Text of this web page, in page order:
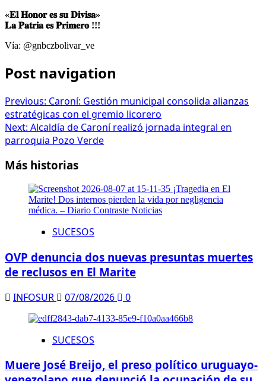
«𝐄𝐥 𝐇𝐨𝐧𝐨𝐫 𝐞𝐬 𝐬𝐮 𝐃𝐢𝐯𝐢𝐬𝐚»
𝐋𝐚 𝐏𝐚𝐭𝐫𝐢𝐚 𝐞𝐬 𝐏𝐫𝐢𝐦𝐞𝐫𝐨 !!!
Vía: @gnbczbolivar_ve
Post navigation
Previous: Caroní: Gestión municipal consolida alianzas
estratégicas con el gremio licorero
Next: Alcaldía de Caroní realizó jornada integral en
parroquia Pozo Verde
Más historias
SUCESOS
OVP denuncia dos nuevas presuntas muertes
de reclusos en El Marite
INFOSUR 07/08/2026 0
SUCESOS
Muere José Breijo, el preso político uruguayo-